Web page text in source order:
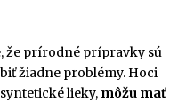
že prírodné prípravky sú
žiadne problémy. Hoci
lieky, môžu mať